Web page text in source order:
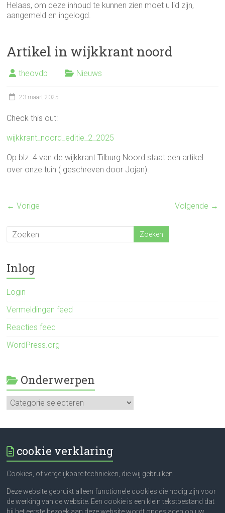
Helaas, om deze inhoud te kunnen zien moet u lid zijn,
aangemeld en ingelogd.
Artikel in wijkkrant noord
theovdb Nieuws
23 maart 2025
Check this out:
wijkkrant_noord_editie_2_2025
Op blz. 4 van de wijkkrant Tilburg Noord staat een artikel
over onze tuin ( geschreven door Jojan).
← Vorige Volgende →
Inlog
Login
Vermeldingen feed
Reacties feed
WordPress.org
Onderwerpen
Onderwerpen
cookie verklaring
Cookies, of vergelijkbare technieken, die wij gebruiken
Deze website gebruikt alleen functionele cookies die nodig zijn voor
de werking van de website. Een cookie is een klein tekstbestand dat